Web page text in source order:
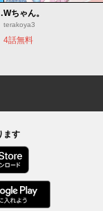
Wちゃん。
terakoya3
4話無料
ます